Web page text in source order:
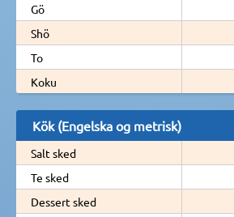
Gö
Shö
To
Koku
Kök (Engelska og metrisk)
Salt sked
Te sked
Dessert sked